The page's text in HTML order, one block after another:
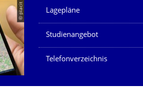
© placit Unsere Dienste
Lagepläne
Studienangebot
Telefonverzeichnis